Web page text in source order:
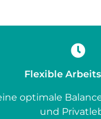
Flexible
optimale
und